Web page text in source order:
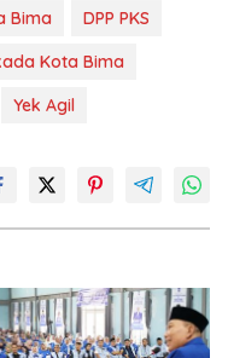
Bima
DPP PKS
Kota Bima
Yek Agil